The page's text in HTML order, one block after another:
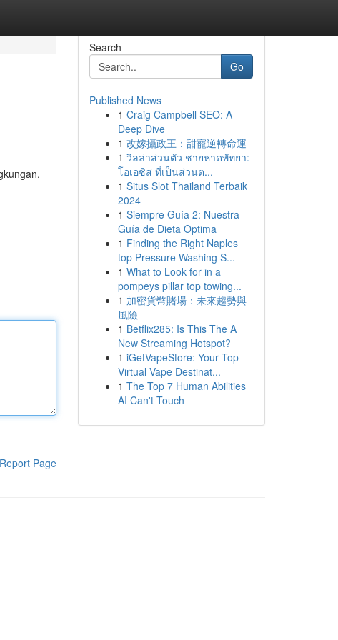
Report Page
Search
Go
Published News
1 Craig Campbell SEO: A
Deep Dive
1 改嫁攝政王：甜寵逆轉命運
1 วิลล่าส่วนตัว ชายหาดพัทยา:
โอเอซิส ที่เป็นส่วนต...
1 Situs Slot Thailand Terbaik
2024
1 Siempre Guía 2: Nuestra
Guía de Dieta Optima
1 Finding the Right Naples
top Pressure Washing S...
1 What to Look for in a
pompeys pillar top towing...
1 加密貨幣賭場：未來趨勢與
風險
1 Betflix285: Is This The A
New Streaming Hotspot?
1 iGetVapeStore: Your Top
Virtual Vape Destinat...
1 The Top 7 Human Abilities
AI Can't Touch